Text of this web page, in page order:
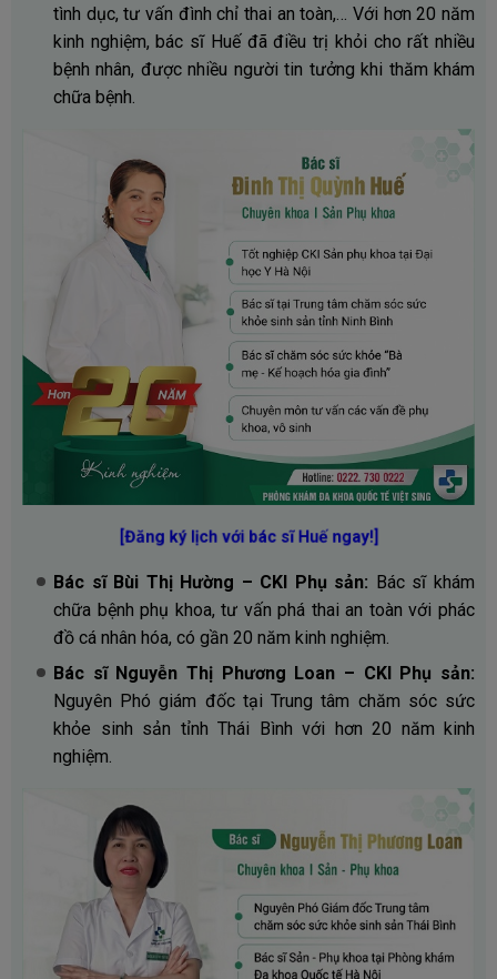
tình dục, tư vấn đình chỉ thai an toàn,… Với hơn 20 năm
kinh nghiệm, bác sĩ Huế đã điều trị khỏi cho rất nhiều
bệnh nhân, được nhiều người tin tưởng khi thăm khám
chữa bệnh.
[Đăng ký lịch với bác sĩ Huế ngay!]
Bác sĩ Bùi Thị Hường – CKI Phụ sản: Bác sĩ khám
chữa bệnh phụ khoa, tư vấn phá thai an toàn với phác
đồ cá nhân hóa, có gần 20 năm kinh nghiệm.
Bác sĩ Nguyễn Thị Phương Loan – CKI Phụ sản:
Nguyên Phó giám đốc tại Trung tâm chăm sóc sức
khỏe sinh sản tỉnh Thái Bình với hơn 20 năm kinh
nghiệm.